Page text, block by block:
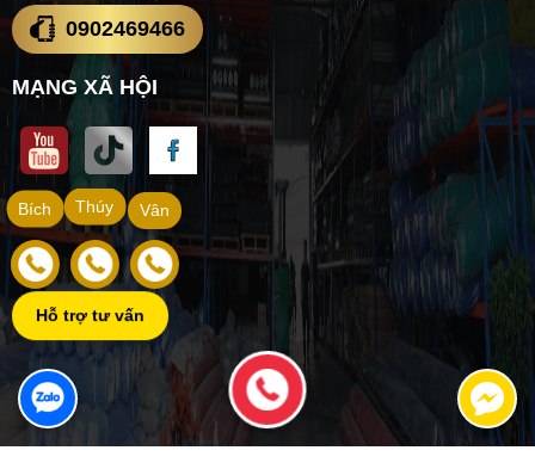
0902469466
MẠNG XÃ HỘI
Vân
Thúy
Bích
Hỗ trợ tư vấn